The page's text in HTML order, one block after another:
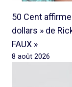
50 Cent
dollars » de
FAUX »
8 août 2026